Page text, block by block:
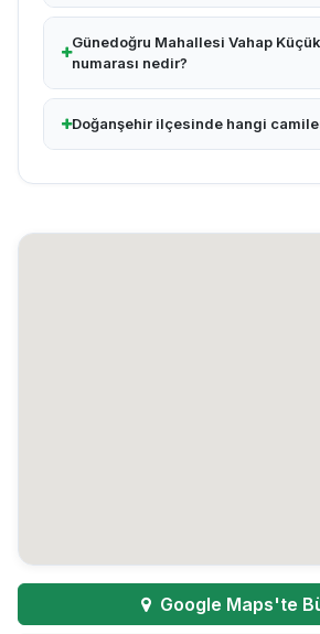
Günedoğru Mahallesi Vahap
numarası nedir?
Doğanşehir ilçesinde hangi
Google Maps'te